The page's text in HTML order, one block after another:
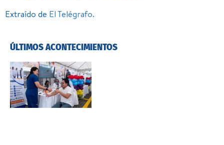
Extraído de El Telégrafo.
ÚLTIMOS ACONTECIMIENTOS